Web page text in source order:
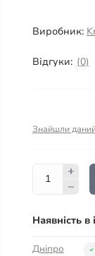
Виробник:
Відгуки: (0)
Знайшли
Наявність в
Дніпро